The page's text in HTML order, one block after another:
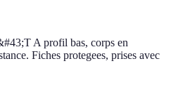
A profil bas, corps en
Fiches protegees, prises avec